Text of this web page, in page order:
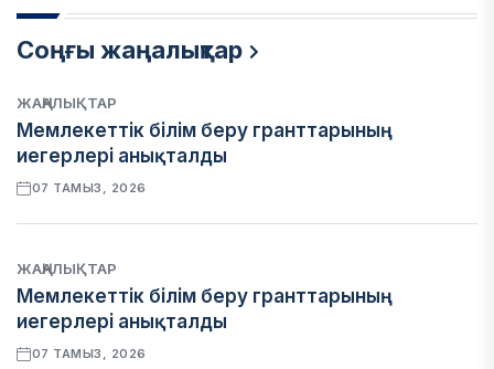
Соңғы жаңалықтар
ЖАҢАЛЫҚТАР
Мемлекеттік білім беру гранттарының
иегерлері анықталды
07 ТАМЫЗ, 2026
ЖАҢАЛЫҚТАР
Мемлекеттік білім беру гранттарының
иегерлері анықталды
07 ТАМЫЗ, 2026